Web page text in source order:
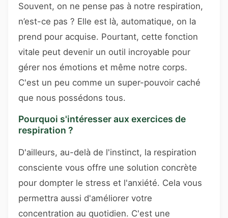
Souvent, on ne pense pas à notre respiration,
n’est-ce pas ? Elle est là, automatique, on la
prend pour acquise. Pourtant, cette fonction
vitale peut devenir un outil incroyable pour
gérer nos émotions et même notre corps.
C'est un peu comme un super-pouvoir caché
que nous possédons tous.
Pourquoi s'intéresser aux exercices de
respiration ?
D'ailleurs, au-delà de l'instinct, la respiration
consciente vous offre une solution concrète
pour dompter le stress et l'anxiété. Cela vous
permettra aussi d'améliorer votre
concentration au quotidien. C'est une